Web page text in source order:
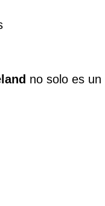
no solo es un